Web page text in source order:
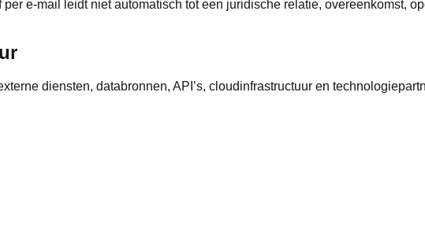
e-mail leidt niet automatisch tot een juridische relatie, overeenkomst,
diensten, databronnen, API’s, cloudinfrastructuur en